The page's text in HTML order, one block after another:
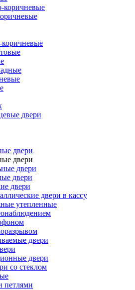
коричневые
двери
двери
двери
двери
двери
двери
двери в кассу
утепленные
двери
двери
со стеклом
петлями